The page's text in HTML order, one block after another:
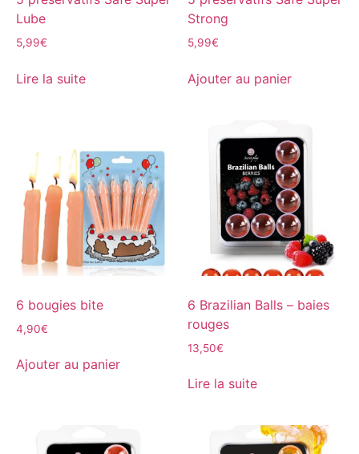
Lube
5,99€
Lire la suite
Strong
5,99€
Ajouter au panier
6 bougies bite
4,90€
Ajouter au panier
6 Brazilian Balls – baies
rouges
13,50€
Lire la suite